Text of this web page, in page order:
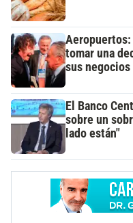
Aeropuertos:
tomar una
sus negocios
El Banco
sobre un
lado están"